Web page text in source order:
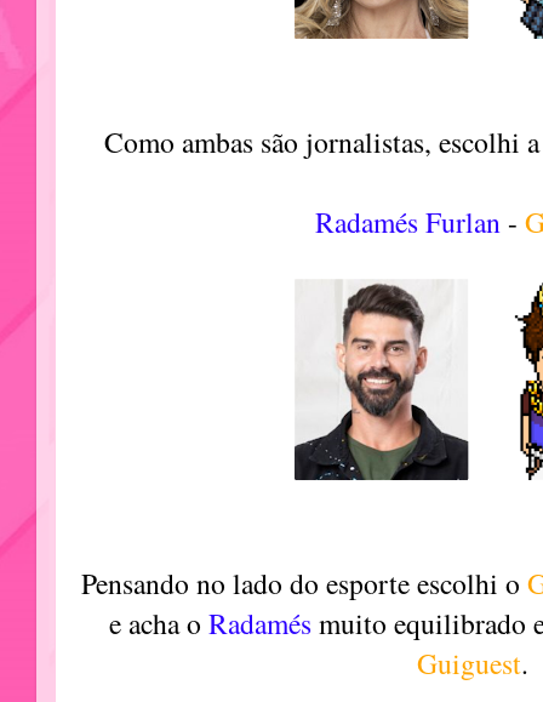
Como ambas são jornalistas, escolhi
Radamés Furlan -
Pensando no lado do esporte escolhi o
e acha oRadamésmuito equilibrado
Guiguest.